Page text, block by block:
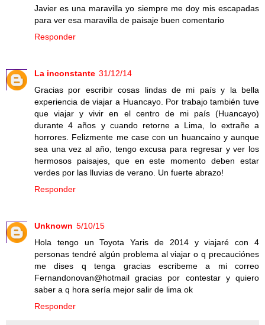
Javier es una maravilla yo siempre me doy mis escapadas
para ver esa maravilla de paisaje buen comentario
Responder
La inconstante 31/12/14
Gracias por escribir cosas lindas de mi país y la bella
experiencia de viajar a Huancayo. Por trabajo también tuve
que viajar y vivir en el centro de mi país (Huancayo)
durante 4 años y cuando retorne a Lima, lo extrañe a
horrores. Felizmente me case con un huancaino y aunque
sea una vez al año, tengo excusa para regresar y ver los
hermosos paisajes, que en este momento deben estar
verdes por las lluvias de verano. Un fuerte abrazo!
Responder
Unknown 5/10/15
Hola tengo un Toyota Yaris de 2014 y viajaré con 4
personas tendré algún problema al viajar o q precauciónes
me dises q tenga gracias escribeme a mi correo
Fernandonovan@hotmail gracias por contestar y quiero
saber a q hora sería mejor salir de lima ok
Responder